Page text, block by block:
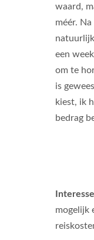
waard,
méér.
een
om te
is
kiest, ik
bedrag
mogelijk